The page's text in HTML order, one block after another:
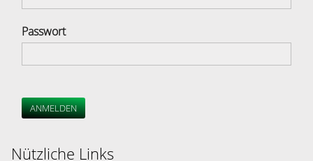
Passwort
ANMELDEN
Nützliche Links